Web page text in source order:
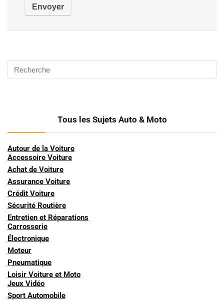
Tous les Sujets Auto & Moto
Autour de la Voiture
Accessoire Voiture
Achat de Voiture
Assurance Voiture
Crédit Voiture
Sécurité Routière
Entretien et Réparations
Carrosserie
Électronique
Moteur
Pneumatique
Loisir Voiture et Moto
Jeux Vidéo
Sport Automobile